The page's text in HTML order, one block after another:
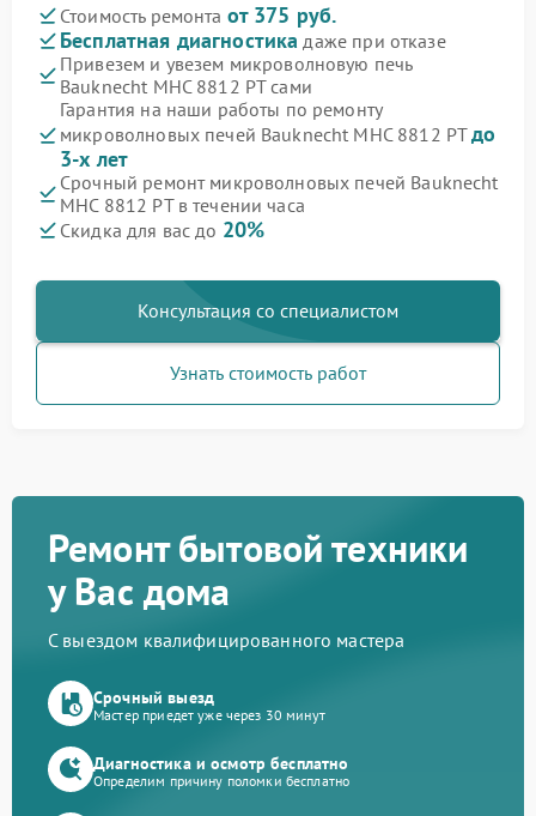
Стоимость ремонта от 375 руб.
Бесплатная диагностика даже при отказе
Привезем и увезем микроволновую печь
Bauknecht MHC 8812 PT сами
Гарантия на наши работы по ремонту
микроволновых печей Bauknecht MHC 8812 PTдо
3-х лет
Срочный ремонт микроволновых печей Bauknecht
MHC 8812 PT в течении часа
Скидка для вас до 20%
Консультация со специалистом
Узнать стоимость работ
Ремонт бытовой техники
у Вас дома
С выездом квалифицированного мастера
Срочный выезд
Мастер приедет уже через 30 минут
Диагностика и осмотр бесплатно
Определим причину поломки бесплатно